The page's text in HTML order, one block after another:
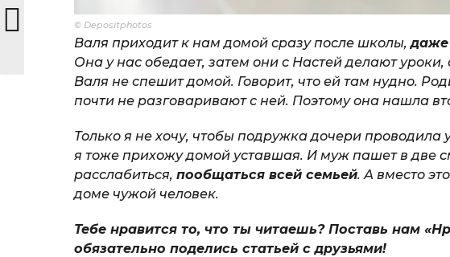
© Depositphotos
Валя приходит к нам домой сразу после школы,даже
Она у нас обедает, затем они с Настей делают
Валя не спешит домой. Говорит, что ей там нудно.
почти не разговаривают с ней. Поэтому она нашла
Только я не хочу, чтобы подружка дочери проводила
я тоже прихожу домой уставшая. И муж пашет в две
расслабиться, пообщаться всей семьей. А вместо
доме чужой человек.
Тебе нравится то, что ты читаешь? Поставь нам
обязательно поделись статьей с друзьями!